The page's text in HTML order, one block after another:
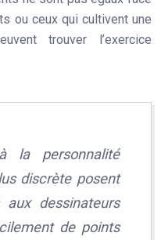
ou ceux qui cultivent une
trouver l’exercice
la personnalité
discrète posent
dessinateurs
de points